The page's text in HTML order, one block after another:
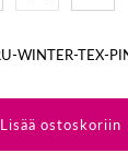
WINTER-TEX-